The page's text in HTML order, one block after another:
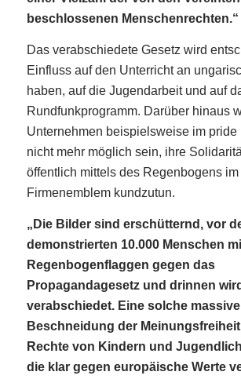
beschlossenen Menschenrechten.“
Das verabschiedete Gesetz wird
Einfluss auf den Unterricht an
haben, auf die Jugendarbeit und auf
Rundfunkprogramm. Darüber hinaus
Unternehmen beispielsweise im pride
nicht mehr möglich sein, ihre
öffentlich mittels des Regenbogens im
Firmenemblem kundzutun.
„Die Bilder sind erschütternd, vor
demonstrierten 10.000 Menschen
Regenbogenflaggen gegen das
Propagandagesetz und drinnen
verabschiedet. Eine solche massive
Beschneidung der
Rechte von Kindern und
die klar gegen europäische Werte